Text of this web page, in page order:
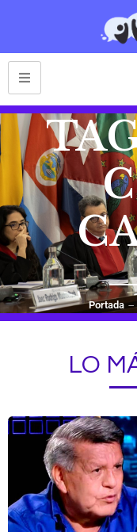
Portada
LO